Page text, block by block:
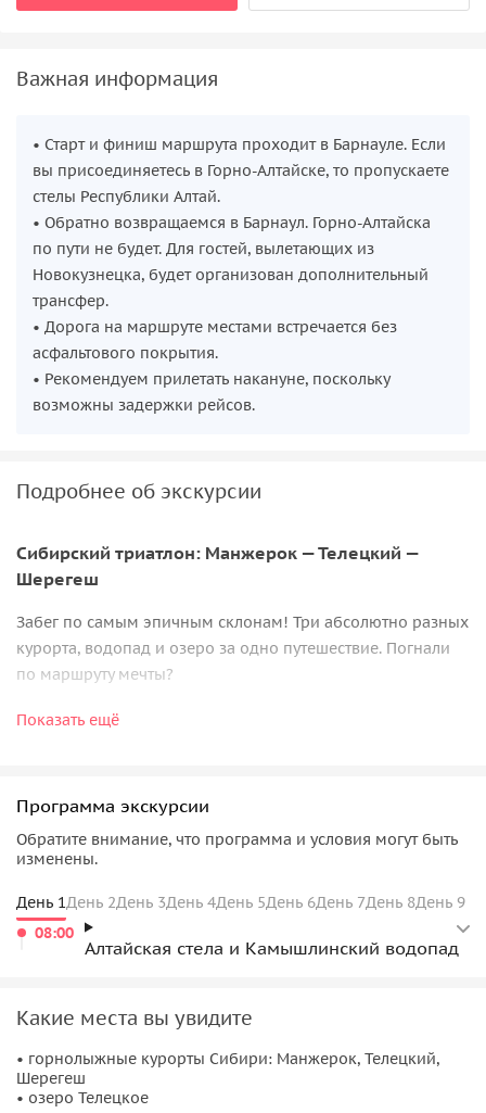
Важная информация
• Старт и финиш маршрута проходит в Барнауле. Если
вы присоединяетесь в Горно-Алтайске, то пропускаете
стелы Республики Алтай.
• Обратно возвращаемся в Барнаул. Горно-Алтайска
по пути не будет. Для гостей, вылетающих из
Новокузнецка, будет организован дополнительный
трансфер.
• Дорога на маршруте местами встречается без
асфальтового покрытия.
• Рекомендуем прилетать накануне, поскольку
возможны задержки рейсов.
Подробнее об экскурсии
Сибирский триатлон: Манжерок — Телецкий —
Шерегеш
Забег по самым эпичным склонам! Три абсолютно разных
курорта, водопад и озеро за одно путешествие. Погнали
по маршруту мечты?
Манжерок
Телецкий
легенда на горизонте и снегоходы! Инструктор
подстрахует новичков.
Царство трасс! Здесь каждый найдет свой склон: от
зелёных лужаек до чёрных жёстких спусков. Без очередей,
только чистый кайф.
Показать ещё
Программа экскурсии
Обратите внимание, что программа и условия могут быть
изменены.
День 1День 2День 3День 4День 5День 6День 7День 8День 9
08:00
Алтайская стела и Камышлинский водопад
Какие места вы увидите
• горнолыжные курорты Сибири: Манжерок, Телецкий,
Шерегеш
• озеро Телецкое